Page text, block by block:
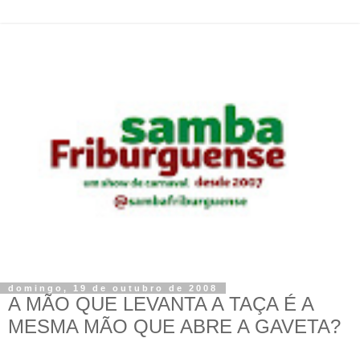
domingo, 19 de outubro de 2008
A MÃO QUE LEVANTA A TAÇA É A
MESMA MÃO QUE ABRE A GAVETA?